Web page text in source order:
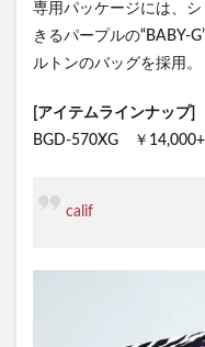
専用パッケージには、
きるパープルの“BABY-
ルトンのバッグを採用。
[アイテムラインナップ]
BGD-570XG ￥
calif